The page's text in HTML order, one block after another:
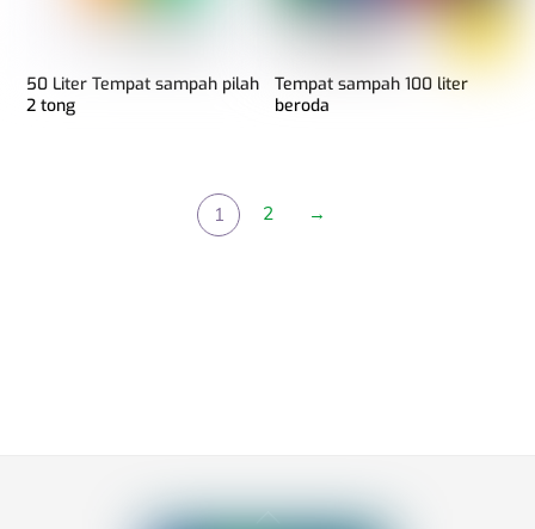
50 Liter Tempat sampah pilah
2 tong
Tempat sampah 100 liter
beroda
1 2 →
Back